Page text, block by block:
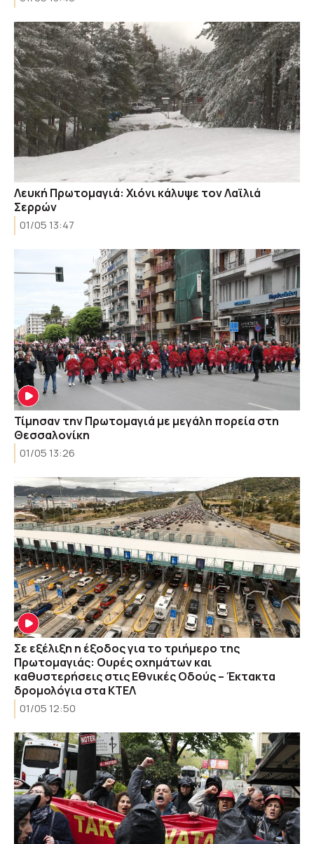
Λευκή Πρωτομαγιά: Χιόνι κάλυψε τον Λαϊλιά
Σερρών
01/05 13:47
Τίμησαν την Πρωτομαγιά με μεγάλη πορεία στη
Θεσσαλονίκη
01/05 13:26
Σε εξέλιξη η έξοδος για το τριήμερο της
Πρωτομαγιάς: Ουρές οχημάτων και
καθυστερήσεις στις Εθνικές Οδούς – Έκτακτα
δρομολόγια στα ΚΤΕΛ
01/05 12:50